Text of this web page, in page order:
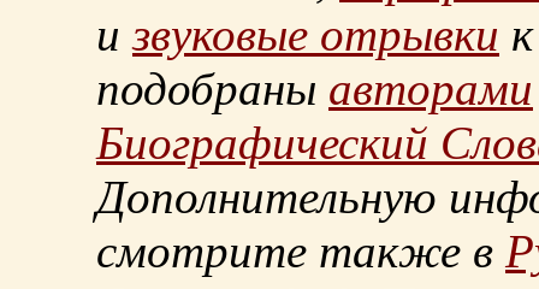
извуковые отрывки
подобраны авторами
Биографический
Дополнительную
смотрите также в